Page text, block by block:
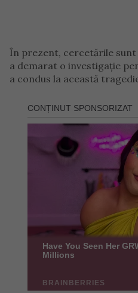
În prezent, cercetările
a demarat o investigație
a condus la această